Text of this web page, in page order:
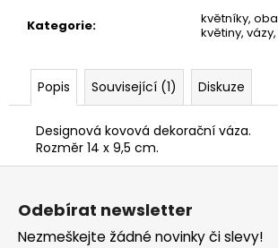
Kategorie:
květníky,
květiny,
Popis Související (1) Diskuze
Designová kovová dekorační váza.
Rozměr 14 x 9,5 cm.
Odebírat newsletter
Nezmeškejte žádné novinky či slevy!